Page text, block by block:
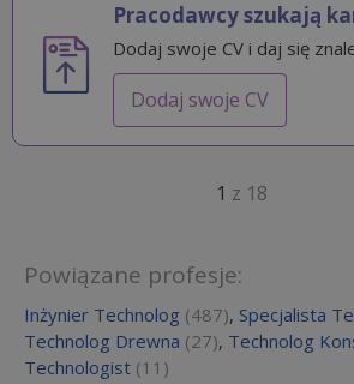
Pracodawcy szukają
Dodaj swoje CV i daj się
Dodaj swoje CV
1 z 18
Powiązane profesje:
Inżynier Technolog (487), Specjalista
Technolog Drewna (27), Technolog
Technologist (11)